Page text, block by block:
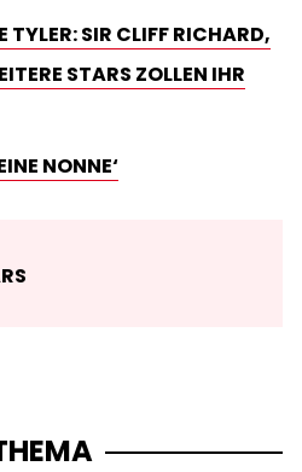
SIR CLIFF RICHARD,
STARS ZOLLEN IHR
NONNE‘